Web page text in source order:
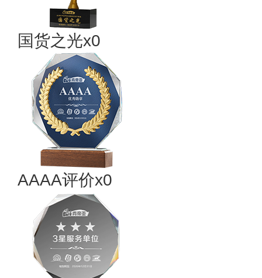
国货之光x0
AAAA评价x0